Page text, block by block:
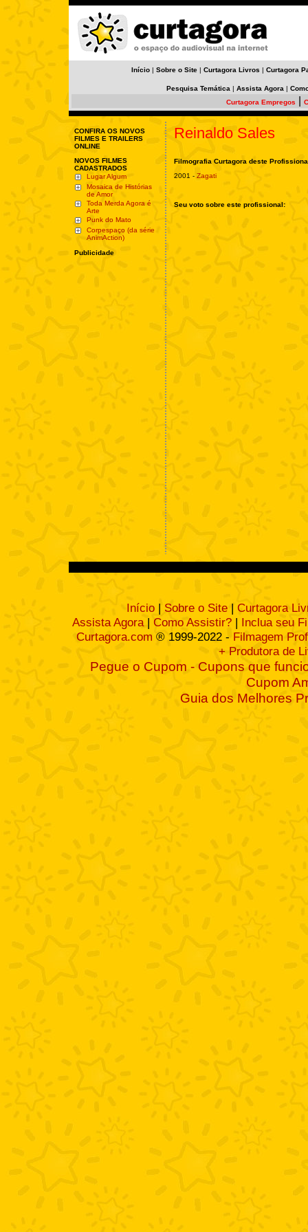
Início | Sobre o Site | Curtagora Livros | Curtagora
Pesquisa Temática | Assista Agora |
Curtagora Empregos
CONFIRA OS NOVOS
FILMES E TRAILERS
ONLINE
NOVOS FILMES
CADASTRADOS
Lugar Algum
Mosaica de Histórias
de Amor
Toda Merda Agora é
Arte
Punk do Mato
Corpespaço (da série
AnimAction)
Publicidade
Reinaldo Sales
Filmografia Curtagora deste
2001 - Zagati
Seu voto sobre este profissional:
Início | Sobre o Site | Curtagora
Assista Agora| Como Assistir? | Inclua seu
Curtagora.com ® 1999-2022 - Filmagem
+ Produtora de
Pegue o Cupom - Cupons que
Cupom
Guia dos Melhores